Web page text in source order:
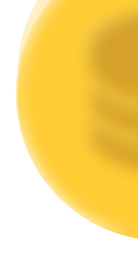
Staking fleksibel